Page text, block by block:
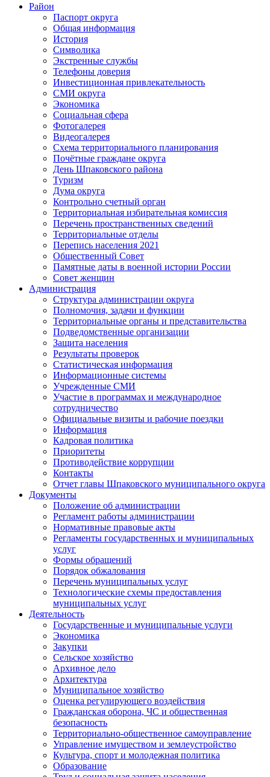
Район
Паспорт округа
Общая информация
История
Символика
Экстренные службы
Телефоны доверия
Инвестиционная привлекательность
СМИ округа
Экономика
Социальная сфера
Фотогалерея
Видеогалерея
Схема территориального планирования
Почётные граждане округа
День Шпаковского района
Туризм
Дума округа
Контрольно счетный орган
Территориальная избирательная комиссия
Перечень пространственных сведений
Территориальные отделы
Перепись населения 2021
Общественный Совет
Памятные даты в военной истории России
Совет женщин
Администрация
Структура администрации округа
Полномочия, задачи и функции
Территориальные органы и представительства
Подведомственные организации
Защита населения
Результаты проверок
Статистическая информация
Информационные системы
Учрежденные СМИ
Участие в программах и международное
сотрудничество
Официальные визиты и рабочие поездки
Информация
Кадровая политика
Приоритеты
Противодействие коррупции
Контакты
Отчет главы Шпаковского муниципального округа
Документы
Положение об администрации
Регламент работы администрации
Нормативные правовые акты
Регламенты государственных и муниципальных
услуг
Формы обращений
Порядок обжалования
Перечень муниципальных услуг
Технологические схемы предоставления
муниципальных услуг
Деятельность
Государственные и муниципальные услуги
Экономика
Закупки
Сельское хозяйство
Архивное дело
Архитектура
Муниципальное хозяйство
Оценка регулирующего воздействия
Гражданская оборона, ЧС и общественная
безопасность
Территориально-общественное самоуправление
Управление имуществом и землеустройство
Культура, спорт и молодежная политика
Образование